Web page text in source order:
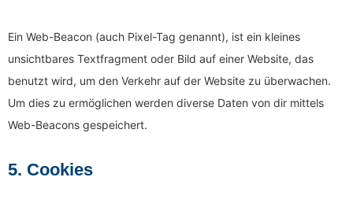
Ein Web-Beacon (auch Pixel-Tag genannt), ist ein kleines
unsichtbares Textfragment oder Bild auf einer Website, das
benutzt wird, um den Verkehr auf der Website zu überwachen.
Um dies zu ermöglichen werden diverse Daten von dir mittels
Web-Beacons gespeichert.
5. Cookies